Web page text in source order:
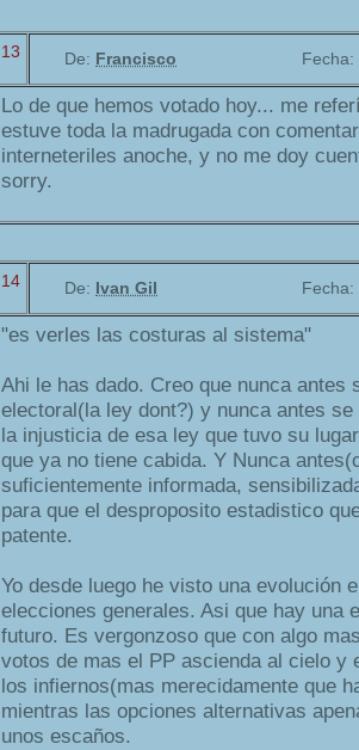
13 De: Francisco Fecha:
Lo de que hemos votado hoy... me
estuve toda la madrugada con
interneteriles anoche, y no me doy
sorry.
14 De: Ivan Gil Fecha:
"es verles las costuras al sistema"
Ahi le has dado. Creo que nunca antes
electoral(la ley dont?) y nunca antes
la injusticia de esa ley que tuvo su
que ya no tiene cabida. Y Nunca
suficientemente informada,
para que el desproposito estadistico
patente.
Yo desde luego he visto una evolución
elecciones generales. Asi que hay una
futuro. Es vergonzoso que con algo
votos de mas el PP ascienda al cielo y
los infiernos(mas merecidamente que
mientras las opciones alternativas
unos escaños.